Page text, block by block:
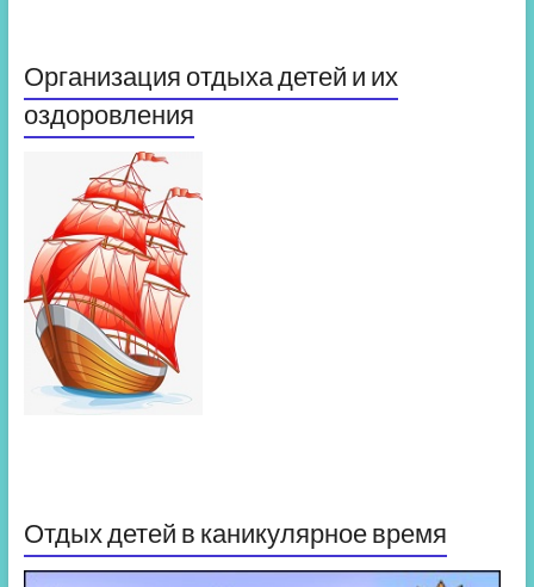
Организация отдыха детей и их
оздоровления
Отдых детей в каникулярное время